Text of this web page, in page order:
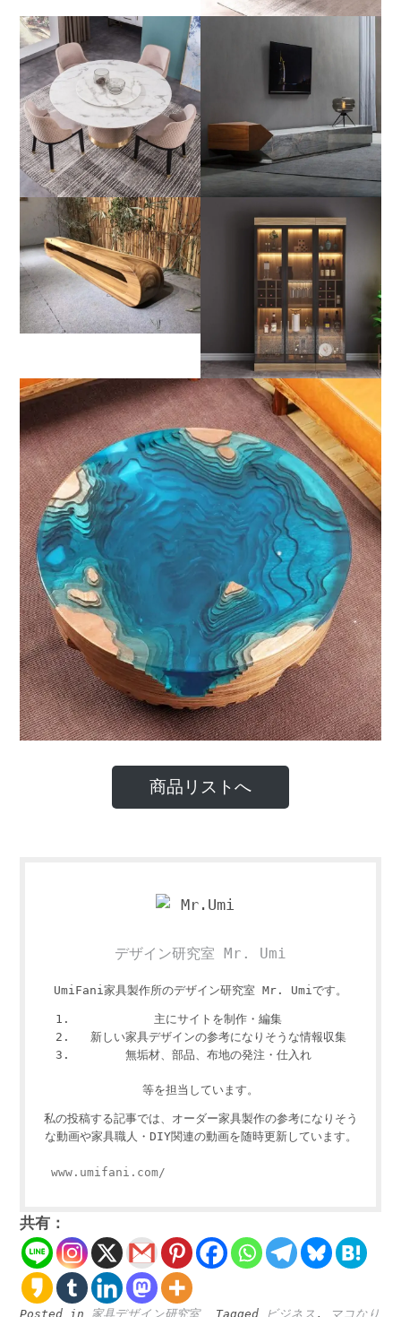
商品リストへ
デザイン研究室 Mr. Umi
UmiFani家具製作所のデザイン研究室 Mr. Umiです。
主にサイトを制作・編集
新しい家具デザインの参考になりそうな情報収集
無垢材、部品、布地の発注・仕入れ
等を担当しています。
私の投稿する記事では、オーダー家具製作の参考になりそう
な動画や家具職人・DIY関連の動画を随時更新しています。
www.umifani.com/
共有：
Posted in 家具デザイン研究室 Tagged ビジネス ,
マコなり